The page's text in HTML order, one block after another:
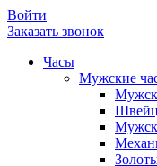
Войти
Заказать звонок
Часы
Мужские